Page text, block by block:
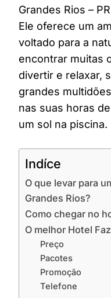
Grandes Rios –
Ele oferece um
voltado para a
encontrar muitas
divertir e relaxar,
grandes
nas suas horas
um sol na piscina.
Indíce
O que levar para
Grandes Rios?
Como chegar no
O melhor Hotel
Preço
Pacotes
Promoção
Telefone